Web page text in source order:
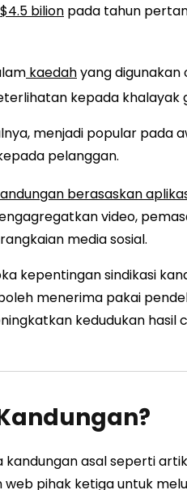
$4.5 bilion pada tahun
kaedahyang digunakan
kepada khalayak
menjadi popular pada
pelanggan.
berasaskan
video,
media sosial.
kepentingan sindikasi
menerima pakai
kedudukan hasil
kandungan asal seperti
pihak ketiga untuk